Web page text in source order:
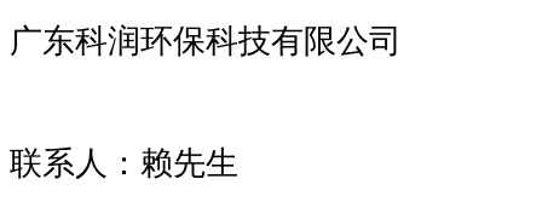
广东科润环保科技有限公司
联系人：赖先生